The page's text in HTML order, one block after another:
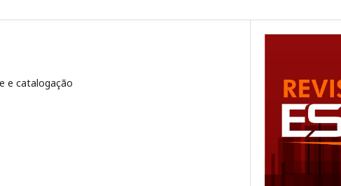
e catalogação